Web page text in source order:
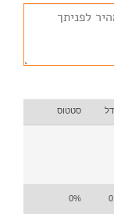
סטטוס
0%